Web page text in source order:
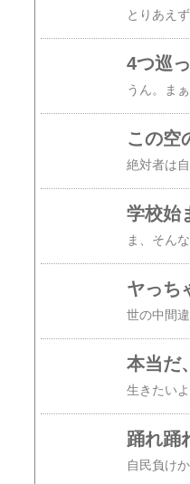
とりあえ
4つ巡
この空
学校始
ヤっち
本当だ
踊れ踊